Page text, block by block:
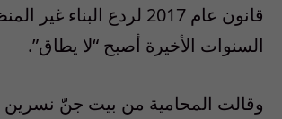
قانون عام 2017 لردع البناء
السنوات الأخيرة أصبح “لا يطاق”.
وقالت المحامية من بيت جنّ نسرين